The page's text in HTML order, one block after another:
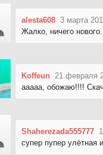
alesta608 3 марта
Жалко, ничего
Koffeun 21 февраля
ааааа, обожаю!!!!
Shaherezada555777
cупер пупер улётная